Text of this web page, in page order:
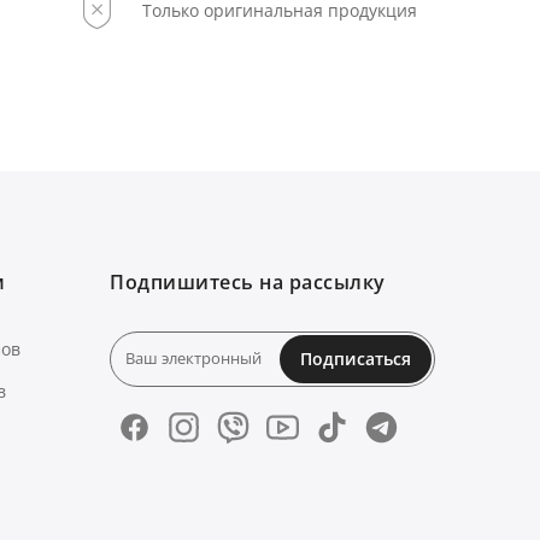
Только оригинальная продукция
Подпишитесь на рассылку
Подписаться